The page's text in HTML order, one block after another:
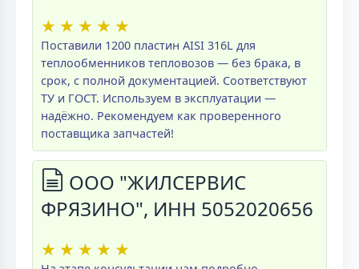
★ ★ ★ ★ ★
Поставили 1200 пластин AISI 316L для
теплообменников тепловозов — без брака, в
срок, с полной документацией. Соответствуют
ТУ и ГОСТ. Используем в эксплуатации —
надёжно. Рекомендуем как проверенного
поставщика запчастей!
ООО "ЖИЛСЕРВИС
ФРЯЗИНО", ИНН 5052020656
★ ★ ★ ★ ★